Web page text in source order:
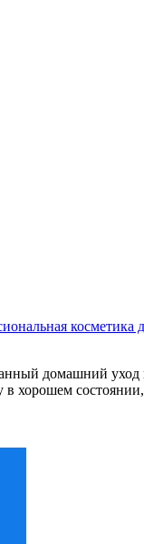
косметика
домашний уход
в хорошем